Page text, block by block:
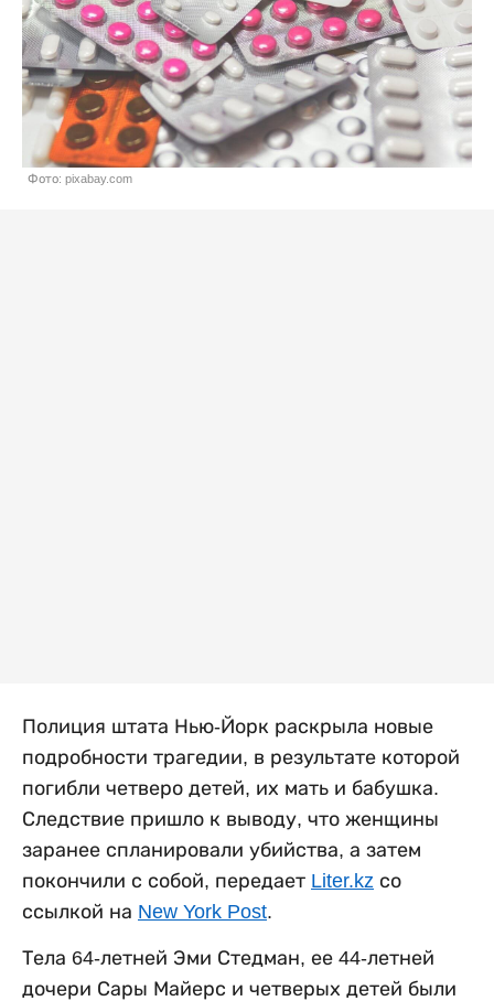
Фото: pixabay.com
Полиция штата Нью-Йорк раскрыла новые
подробности трагедии, в результате которой
погибли четверо детей, их мать и бабушка.
Следствие пришло к выводу, что женщины
заранее спланировали убийства, а затем
покончили с собой, передает Liter.kz со
ссылкой на New York Post.
Тела 64-летней Эми Стедман, ее 44-летней
дочери Сары Майерс и четверых детей были